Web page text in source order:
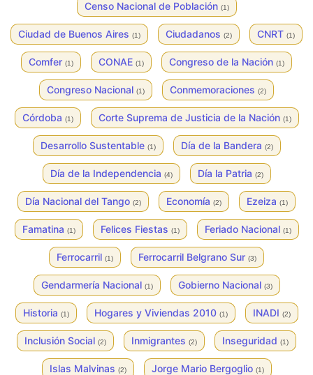
Censo Nacional de Población (1)
Ciudad de Buenos Aires (1) Ciudadanos (2) CNRT (1)
Comfer (1) CONAE (1) Congreso de la Nación (1)
Congreso Nacional (1) Conmemoraciones (2)
Córdoba (1) Corte Suprema de Justicia de la Nación (1)
Desarrollo Sustentable (1) Día de la Bandera (2)
Día de la Independencia (4) Día la Patria (2)
Día Nacional del Tango (2) Economía (2) Ezeiza (1)
Famatina (1) Felices Fiestas (1) Feriado Nacional (1)
Ferrocarril (1) Ferrocarril Belgrano Sur (3)
Gendarmería Nacional (1) Gobierno Nacional (3)
Historia (1) Hogares y Viviendas 2010 (1) INADI (2)
Inclusión Social (2) Inmigrantes (2) Inseguridad (1)
Islas Malvinas (2) Jorge Mario Bergoglio (1)